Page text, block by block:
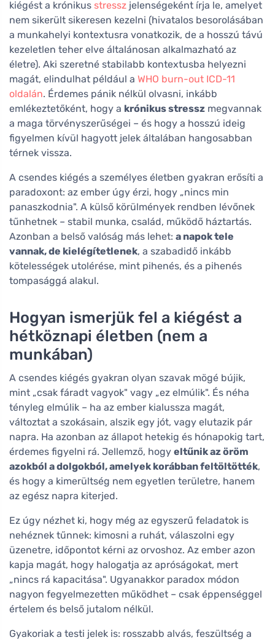
kiégést a krónikus stressz jelenségeként írja le, amelyet
nem sikerült sikeresen kezelni (hivatalos besorolásában
a munkahelyi kontextusra vonatkozik, de a hosszú távú
kezeletlen teher elve általánosan alkalmazható az
életre). Aki szeretné stabilabb kontextusba helyezni
magát, elindulhat például a WHO burn-out ICD-11
oldalán. Érdemes pánik nélkül olvasni, inkább
emlékeztetőként, hogy a krónikus stressz megvannak
a maga törvényszerűségei – és hogy a hosszú ideig
figyelmen kívül hagyott jelek általában hangosabban
térnek vissza.
A csendes kiégés a személyes életben gyakran erősíti a
paradoxont: az ember úgy érzi, hogy „nincs min
panaszkodnia". A külső körülmények rendben lévőnek
tűnhetnek – stabil munka, család, működő háztartás.
Azonban a belső valóság más lehet: a napok tele
vannak, de kielégítetlenek, a szabadidő inkább
kötelességek utolérése, mint pihenés, és a pihenés
tompasággá alakul.
Hogyan ismerjük fel a kiégést a
hétköznapi életben (nem a
munkában)
A csendes kiégés gyakran olyan szavak mögé bújik,
mint „csak fáradt vagyok" vagy „ez elmúlik". És néha
tényleg elmúlik – ha az ember kialussza magát,
változtat a szokásain, alszik egy jót, vagy elutazik pár
napra. Ha azonban az állapot hetekig és hónapokig tart,
érdemes figyelni rá. Jellemző, hogy eltűnik az öröm
azokból a dolgokból, amelyek korábban feltöltötték,
és hogy a kimerültség nem egyetlen területre, hanem
az egész napra kiterjed.
Ez úgy nézhet ki, hogy még az egyszerű feladatok is
nehéznek tűnnek: kimosni a ruhát, válaszolni egy
üzenetre, időpontot kérni az orvoshoz. Az ember azon
kapja magát, hogy halogatja az apróságokat, mert
„nincs rá kapacitása". Ugyanakkor paradox módon
nagyon fegyelmezetten működhet – csak éppenséggel
értelem és belső jutalom nélkül.
Gyakoriak a testi jelek is: rosszabb alvás, feszültség a